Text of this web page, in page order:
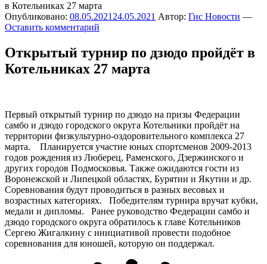
в Котельниках 27 марта
Опубликовано: 08.05.2021 24.05.2021 Автор: Гис Новости —
Оставить комментарий
Открытый турнир по дзюдо пройдёт в
Котельниках 27 марта
Первый открытый турнир по дзюдо на призы Федерации
самбо и дзюдо городского округа Котельники пройдёт на
территории физкультурно-оздоровительного комплекса 27
марта. Планируется участие юных спортсменов 2009-2013
годов рождения из Люберец, Раменского, Дзержинского и
других городов Подмосковья. Также ожидаются гости из
Воронежской и Липецкой областях, Бурятии и Якутии и др.
Соревнования будут проводиться в разных весовых и
возрастных категориях. Победителям турнира вручат кубки,
медали и дипломы. Ранее руководство Федерации самбо и
дзюдо городского округа обратилось к главе Котельников
Сергею Жигалкину с инициативой провести подобное
соревнования для юношей, которую он поддержал.